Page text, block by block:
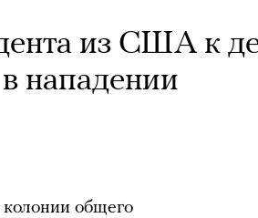
из США к
нападении
общего